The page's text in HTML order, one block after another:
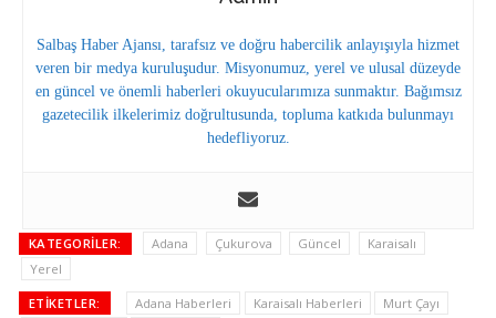
Salbaş Haber Ajansı, tarafsız ve doğru habercilik anlayışıyla hizmet
veren bir medya kuruluşudur. Misyonumuz, yerel ve ulusal düzeyde
en güncel ve önemli haberleri okuyucularımıza sunmaktır. Bağımsız
gazetecilik ilkelerimiz doğrultusunda, topluma katkıda bulunmayı
hedefliyoruz.
KATEGORILER: Adana Çukurova Güncel
Karaisalı
Yerel
ETIKETLER: Adana Haberleri Karaisalı Haberleri
Murt Çayı